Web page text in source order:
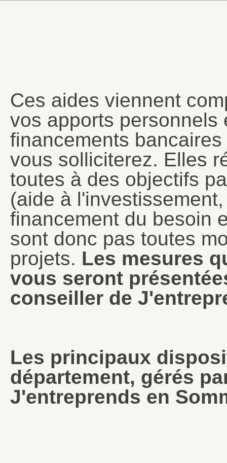
Ces aides viennent
vos apports personnels
financements bancaires
vous solliciterez. Elles
toutes à des objectifs
(aide à
financement du besoin
sont donc pas toutes
projets. Les mesures
vous seront
conseiller de
Les principaux
département, gérés
J'entreprends en